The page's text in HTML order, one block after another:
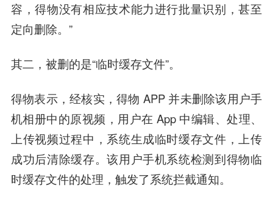
容，得物没有相应技术能力进行批量识别，甚至
定向删除。”
其二，被删的是“临时缓存文件”。
得物表示，经核实，得物 APP 并未删除该用户手
机相册中的原视频，用户在 App 中编辑、处理、
上传视频过程中，系统生成临时缓存文件，上传
成功后清除缓存。该用户手机系统检测到得物临
时缓存文件的处理，触发了系统拦截通知。